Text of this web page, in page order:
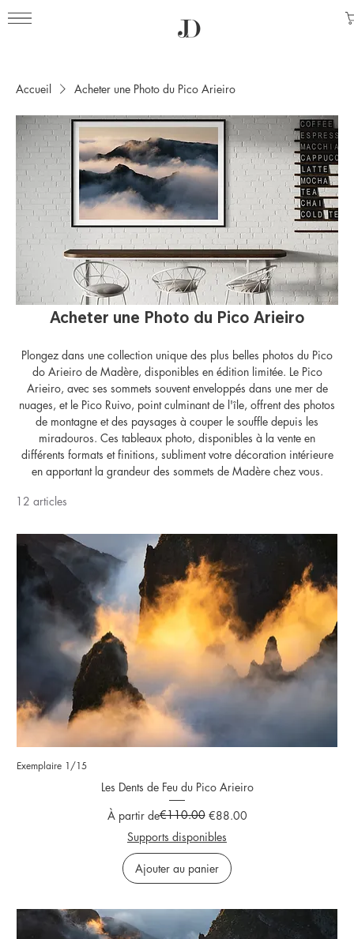
Accueil Acheter une Photo du Pico Arieiro
Acheter une Photo du Pico Arieiro
Plongez dans une collection unique des plus belles photos du Pico
do Arieiro de Madère, disponibles en édition limitée. Le Pico
Arieiro, avec ses sommets souvent enveloppés dans une mer de
nuages, et le Pico Ruivo, point culminant de l'île, offrent des photos
de montagne et des paysages à couper le souffle depuis les
miradouros. Ces tableaux photo, disponibles à la vente en
différents formats et finitions, subliment votre décoration intérieure
en apportant la grandeur des sommets de Madère chez vous.
12 articles
Exemplaire 1/15
Les Dents de Feu du Pico Arieiro
À partir de
Prix original€110.00 €88.00
Prix promotionnel
Supports disponibles
Ajouter au panier